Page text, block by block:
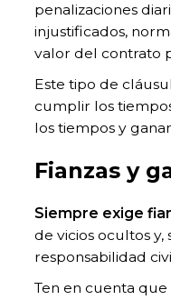
penalizaciones
injustificados,
valor del contrato
Este tipo de
cumplir los
los tiempos y
Fianzas y
Siempre exige
de vicios ocultos y,
responsabilidad
Ten en cuenta que